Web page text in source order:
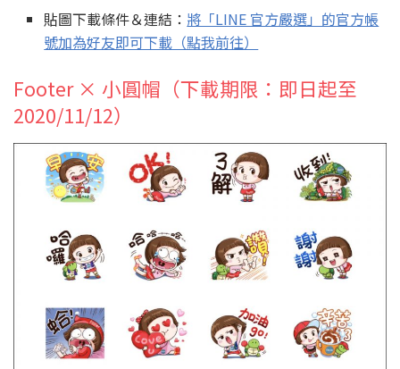
貼圖下載條件＆連結： 將「LINE 官方嚴選」的官方帳
號加為好友即可下載（點我前往）
Footer × 小圓帽（下載期限：即日起至
2020/11/12）